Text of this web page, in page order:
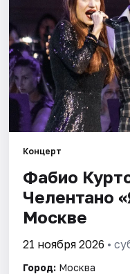
Экскурсии
Спорт
События
Площадки
Артисты
Рейтинги
Концерт
Фабио
Челентано
Москве
21 ноября 2026 •
Город: Москва